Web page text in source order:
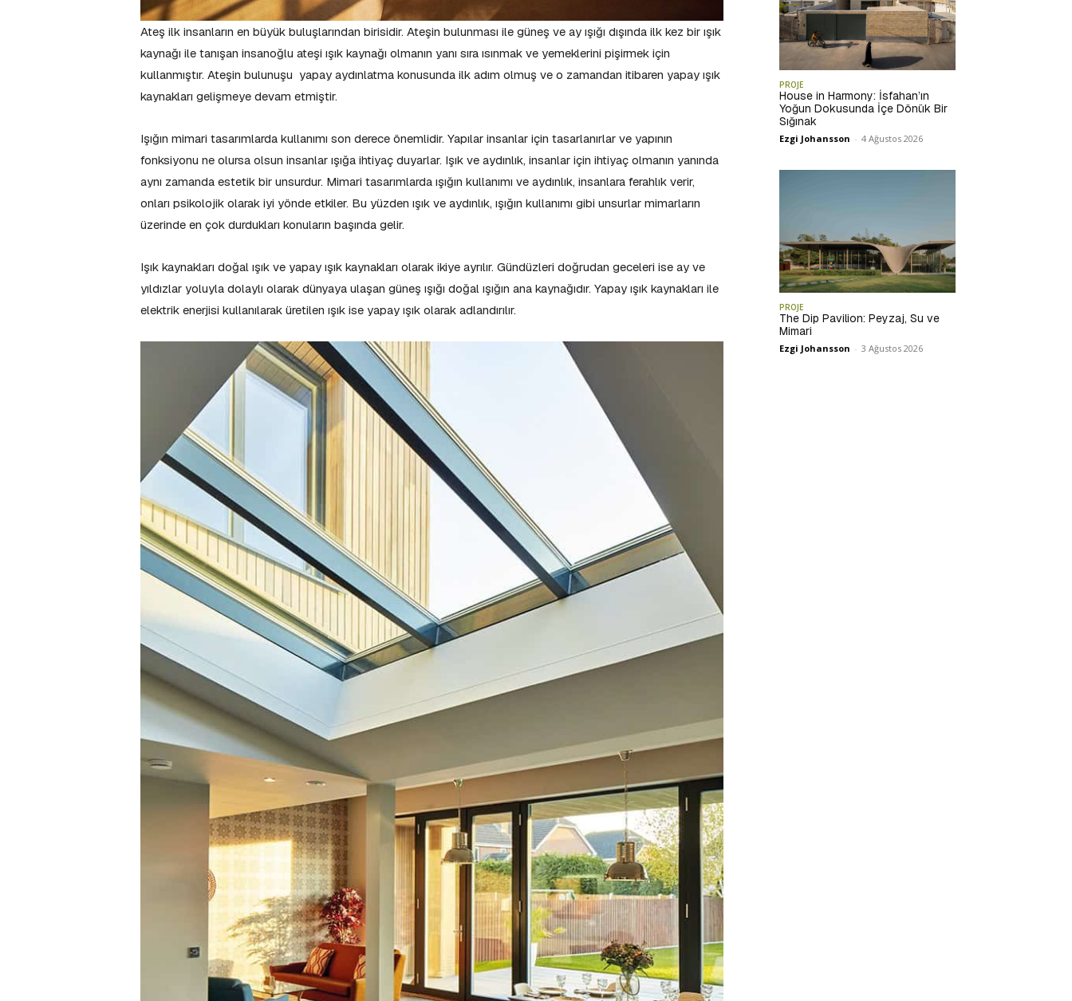
Ateş ilk insanların en büyük buluşlarından birisidir. Ateşin bulunması ile güneş ve ay ışığı dışında ilk kez bir ışık
kaynağı ile tanışan insanoğlu ateşi ışık kaynağı olmanın yanı sıra ısınmak ve yemeklerini pişirmek için
kullanmıştır. Ateşin bulunuşu yapay aydınlatma konusunda ilk adım olmuş ve o zamandan itibaren yapay ışık
kaynakları gelişmeye devam etmiştir.
Işığın mimari tasarımlarda kullanımı son derece önemlidir. Yapılar insanlar için tasarlanırlar ve yapının
fonksiyonu ne olursa olsun insanlar ışığa ihtiyaç duyarlar. Işık ve aydınlık, insanlar için ihtiyaç olmanın yanında
aynı zamanda estetik bir unsurdur. Mimari tasarımlarda ışığın kullanımı ve aydınlık, insanlara ferahlık verir,
onları psikolojik olarak iyi yönde etkiler. Bu yüzden ışık ve aydınlık, ışığın kullanımı gibi unsurlar mimarların
üzerinde en çok durdukları konuların başında gelir.
Işık kaynakları doğal ışık ve yapay ışık kaynakları olarak ikiye ayrılır. Gündüzleri doğrudan geceleri ise ay ve
yıldızlar yoluyla dolaylı olarak dünyaya ulaşan güneş ışığı doğal ışığın ana kaynağıdır. Yapay ışık kaynakları ile
elektrik enerjisi kullanılarak üretilen ışık ise yapay ışık olarak adlandırılır.
PROJE
House in Harmony: İsfahan’ın
Yoğun Dokusunda İçe Dönük Bir
Sığınak
Ezgi Johansson - 4 Ağustos 2026
PROJE
The Dip Pavilion: Peyzaj, Su ve
Mimari
Ezgi Johansson - 3 Ağustos 2026